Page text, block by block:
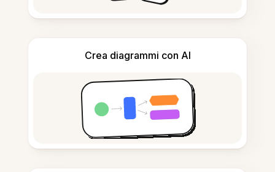
Crea diagrammi con AI